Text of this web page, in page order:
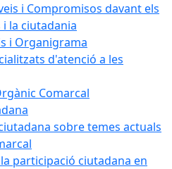
i Compromisos davant els
la ciutadania
i Organigrama
d'atenció a les
Comarcal
sobre temes actuals
participació ciutadana en